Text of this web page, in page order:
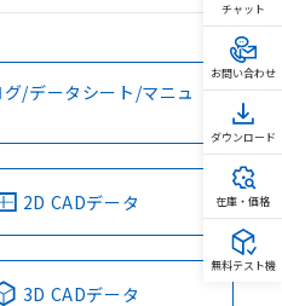
グ/データシート/マニュ
2D CADデータ
3D CADデータ
チャット
お問い合わせ
ダウンロード
在庫・価格
無料テスト機